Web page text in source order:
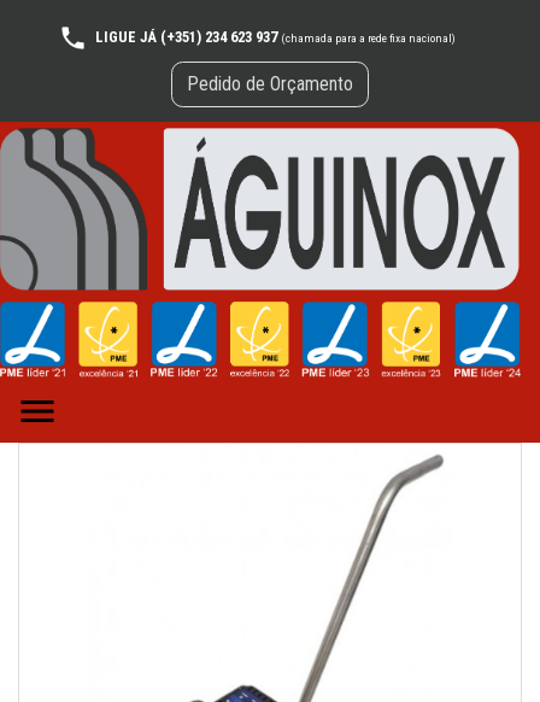
LIGUE JÁ (+351) 234 623 937 (chamada para a rede fixa nacional)
Pedido de Orçamento
